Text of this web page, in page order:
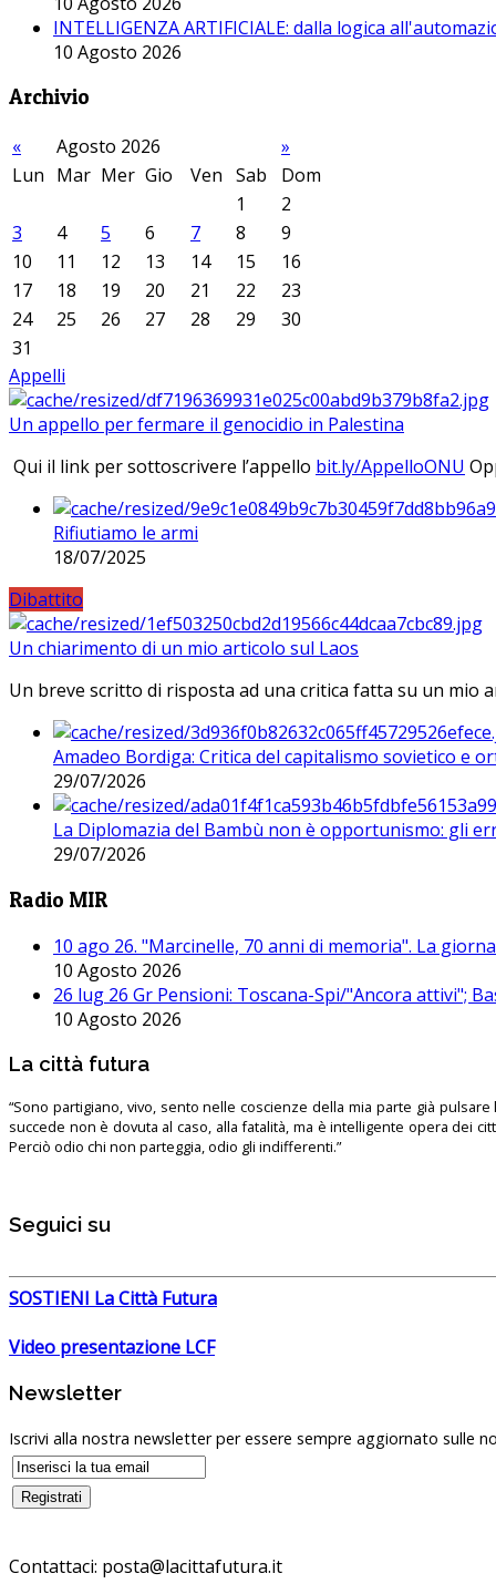
INTELLIGENZA ARTIFICIALE: dalla logica
10 Agosto 2026
Archivio
« Agosto 2026
»
Lun Mar Mer Gio Ven Sab
Dom
1
2
3
4 5 6 7 8
9
10
11 12 13 14 15
16
17
18 19 20 21 22
23
24
25 26 27 28 29
30
31
Appelli
Un appello per fermare il genocidio in Palestina
Qui il link per sottoscrivere l’appello bit.ly/AppelloONU
Rifiutiamo le armi
18/07/2025
Dibattito
Un chiarimento di un mio articolo sul Laos
Un breve scritto di risposta ad una critica fatta su un mio
Amadeo Bordiga: Critica del capitalismo sovietico e
29/07/2026
La Diplomazia del Bambù non è opportunismo: gli
29/07/2026
Radio MIR
10 ago 26. "Marcinelle, 70 anni di memoria". La
10 Agosto 2026
26 lug 26 Gr Pensioni: Toscana-Spi/"Ancora attivi";
10 Agosto 2026
La città futura
“Sono partigiano, vivo, sento nelle coscienze della mia parte già pulsare
succede non è dovuta al caso, alla fatalità, ma è intelligente opera dei
Perciò odio chi non parteggia, odio gli indifferenti.”
Seguici su
SOSTIENI La Città Futura
Video presentazione LCF
Newsletter
Iscrivi alla nostra newsletter per essere sempre aggiornato sulle
Contattaci: